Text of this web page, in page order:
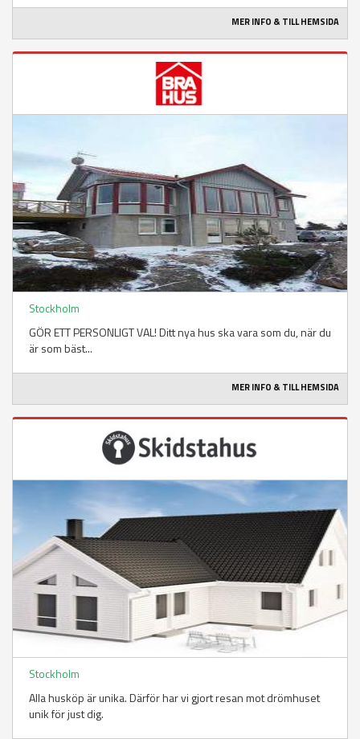
MER INFO & TILL HEMSIDA
Stockholm
GÖR ETT PERSONLIGT VAL! Ditt nya hus ska vara som du, när du
är som bäst...
MER INFO & TILL HEMSIDA
Stockholm
Alla husköp är unika. Därför har vi gjort resan mot drömhuset
unik för just dig.